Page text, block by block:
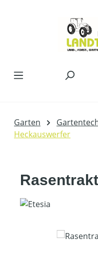
Garten
Heckauswerfer
Bildergalerie